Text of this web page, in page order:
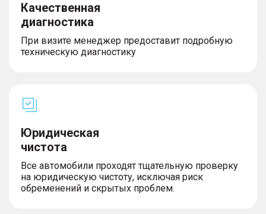
Качественная
диагностика
При визите менеджер предоставит подробную
техническую диагностику
Юридическая
чистота
Все автомобили проходят тщательную проверку
на юридическую чистоту, исключая риск
обременений и скрытых проблем.